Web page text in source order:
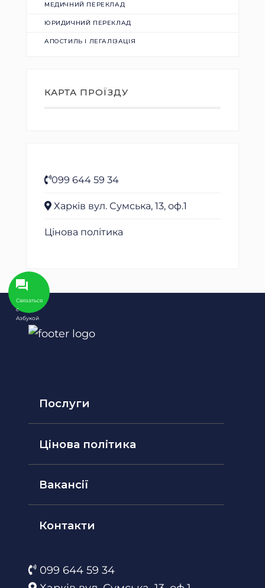
Связаться
с
Aзбукой
МЕДИЧНИЙ ПЕРЕКЛАД
ЮРИДИЧНИЙ ПЕРЕКЛАД
АПОСТИЛЬ І ЛЕГАЛІЗАЦІЯ
КАРТА ПРОЇЗДУ
099 644 59 34
Харків вул. Сумська, 13, оф.1
Цінова політика
Послуги
Цінова політика
Вакансії
Контакти
099 644 59 34